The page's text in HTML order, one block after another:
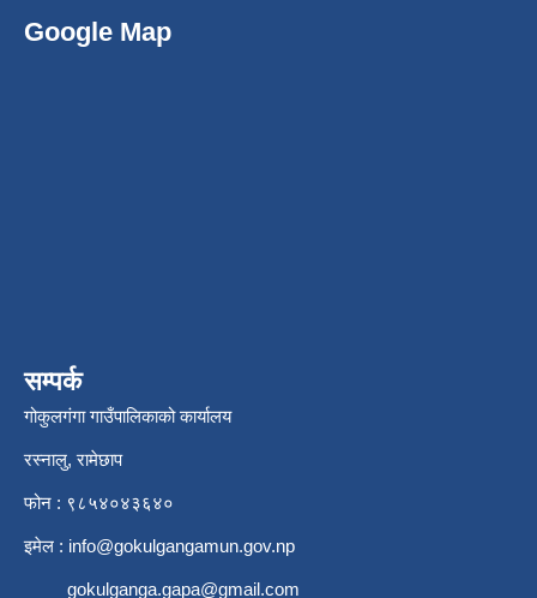
Google Map
सम्पर्क
गोकुलगंगा गाउँपालिकाको कार्यालय
रस्नालु, रामेछाप
फोन : ९८५४०४३६४०
इमेल : info@gokulgangamun.gov.np
gokulganga.gapa@gmail.com